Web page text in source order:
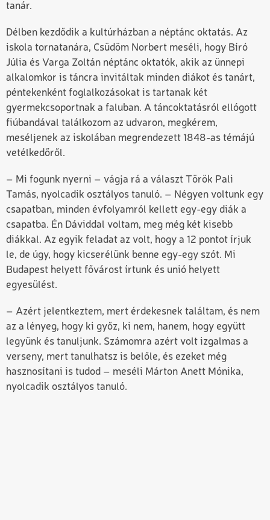
tanár.
Délben kezdődik a kultúrházban a néptánc oktatás. Az
iskola tornatanára, Csüdöm Norbert meséli, hogy Bíró
Júlia és Varga Zoltán néptánc oktatók, akik az ünnepi
alkalomkor is táncra invitáltak minden diákot és tanárt,
péntekenként foglalkozásokat is tartanak két
gyermekcsoportnak a faluban. A táncoktatásról ellógott
fiúbandával találkozom az udvaron, megkérem,
meséljenek az iskolában megrendezett 1848-as témájú
vetélkedőről.
– Mi fogunk nyerni – vágja rá a választ Török Pali
Tamás, nyolcadik osztályos tanuló. – Négyen voltunk egy
csapatban, minden évfolyamról kellett egy-egy diák a
csapatba. Én Dáviddal voltam, meg még két kisebb
diákkal. Az egyik feladat az volt, hogy a 12 pontot írjuk
le, de úgy, hogy kicserélünk benne egy-egy szót. Mi
Budapest helyett fővárost írtunk és unió helyett
egyesülést.
– Azért jelentkeztem, mert érdekesnek találtam, és nem
az a lényeg, hogy ki győz, ki nem, hanem, hogy együtt
legyünk és tanuljunk. Számomra azért volt izgalmas a
verseny, mert tanulhatsz is belőle, és ezeket még
hasznosítani is tudod – meséli Márton Anett Mónika,
nyolcadik osztályos tanuló.